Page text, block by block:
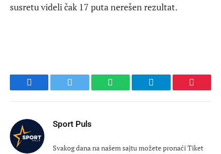
susretu videli čak 17 puta nerešen rezultat.
Facebook Twitter WhatsApp Telegram
Sport Puls
Svakog dana na našem sajtu možete pronaći Tiket